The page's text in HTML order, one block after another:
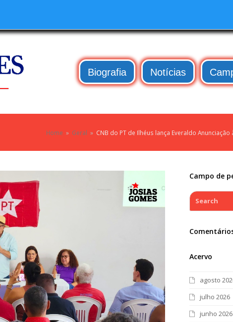
Biografia Notícias
Home » Geral » CNB do PT de Ilhéus lança Everaldo
Campo de
Search
Acervo
agosto
julho 2026
junho 2026